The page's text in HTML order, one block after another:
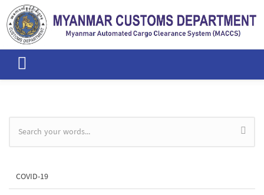
Skip to main content
Search form
COVID-19